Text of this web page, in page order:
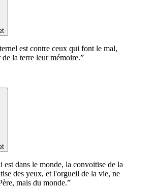
est contre ceux qui font le mal,
la terre leur mémoire.”
est dans le monde, la convoitise de la
des yeux, et l'orgueil de la vie, ne
mais du monde.”